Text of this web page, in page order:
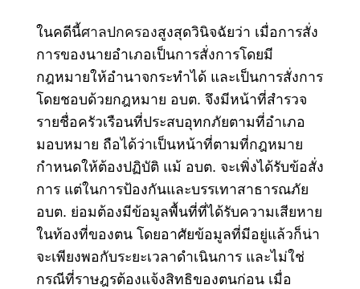
ในคดีนี้ศาลปกครองสูงสุดวินิจฉัยว่า เมื่อการสั่ง
การของนายอำเภอเป็นการสั่งการโดยมี
กฎหมายให้อำนาจกระทำได้ และเป็นการสั่งการ
โดยชอบด้วยกฎหมาย อบต. จึงมีหน้าที่สำรวจ
รายชื่อครัวเรือนที่ประสบอุทกภัยตามที่อำเภอ
มอบหมาย ถือได้ว่าเป็นหน้าที่ตามที่กฎหมาย
กำหนดให้ต้องปฏิบัติ แม้ อบต. จะเพิ่งได้รับข้อสั่ง
การ แต่ในการป้องกันและบรรเทาสาธารณภัย
อบต. ย่อมต้องมีข้อมูลพื้นที่ที่ได้รับความเสียหาย
ในท้องที่ของตน โดยอาศัยข้อมูลที่มีอยู่แล้วก็น่า
จะเพียงพอกับระยะเวลาดำเนินการ และไม่ใช่
กรณีที่ราษฎรต้องแจ้งสิทธิของตนก่อน เมื่อ